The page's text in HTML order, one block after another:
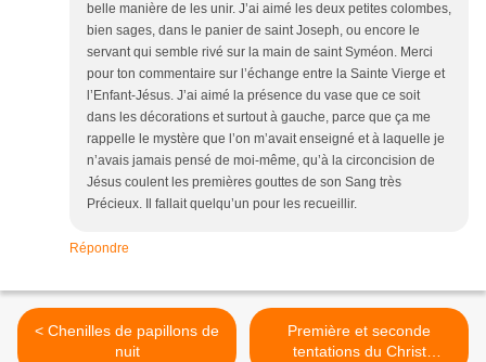
belle manière de les unir. J’ai aimé les deux petites colombes,
bien sages, dans le panier de saint Joseph, ou encore le
servant qui semble rivé sur la main de saint Syméon. Merci
pour ton commentaire sur l’échange entre la Sainte Vierge et
l’Enfant-Jésus. J’ai aimé la présence du vase que ce soit
dans les décorations et surtout à gauche, parce que ça me
rappelle le mystère que l’on m’avait enseigné et à laquelle je
n’avais jamais pensé de moi-même, qu’à la circoncision de
Jésus coulent les premières gouttes de son Sang très
Précieux. Il fallait quelqu’un pour les recueillir.
Répondre
< Chenilles de papillons de
nuit
Première et seconde
tentations du Christ